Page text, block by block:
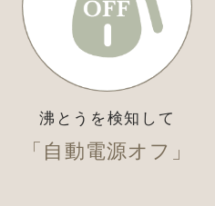
沸とうを検知して
「自動電源オフ」